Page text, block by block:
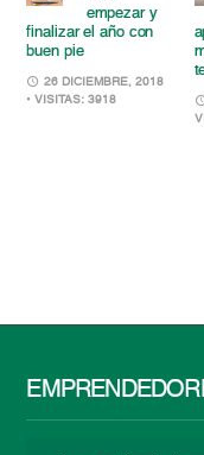
empezar y
finalizar el año con
buen pie
26 DICIEMBRE, 2018
• VISITAS: 3918